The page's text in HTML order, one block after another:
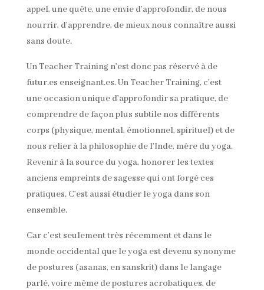
appel, une quête, une envie d’approfondir, de nous
nourrir, d’apprendre, de mieux nous connaître aussi
sans doute.
Un Teacher Training n’est donc pas réservé à de
futur.es enseignant.es. Un Teacher Training, c’est
une occasion unique d’approfondir sa pratique, de
comprendre de façon plus subtile nos différents
corps (physique, mental, émotionnel, spirituel) et de
nous relier à la philosophie de l’Inde, mère du yoga.
Revenir à la source du yoga, honorer les textes
anciens empreints de sagesse qui ont forgé ces
pratiques. C’est aussi étudier le yoga dans son
ensemble.
Car c’est seulement très récemment et dans le
monde occidental que le yoga est devenu synonyme
de postures (asanas, en sanskrit) dans le langage
parlé, voire même de postures acrobatiques, de